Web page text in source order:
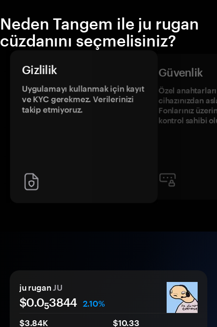
Neden Tangem ile ju rugan
cüzdanını seçmelisiniz?
Gizlilik
Uygulamayı kullanmak için kayıt
ve KYC gerekmez. Verilerinizi
takip etmiyoruz.
Güvenlik
Özel
cihazınızdan
Fonlarınız
kontrol sahibi
ju ruganJU
$0.053844
2.10%
$3.84K
$10.33